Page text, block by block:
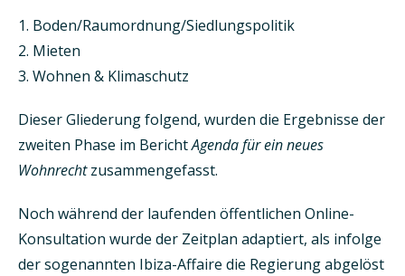
Boden/Raumordnung/Siedlungspolitik
Mieten
Wohnen & Klimaschutz
Dieser Gliederung folgend, wurden die Ergebnisse der
zweiten Phase im BerichtAgenda für ein neues
Wohnrechtzusammengefasst.
Noch während der laufenden öffentlichen Online-
Konsultation wurde der Zeitplan adaptiert, als infolge
der sogenannten Ibiza-Affaire die Regierung abgelöst